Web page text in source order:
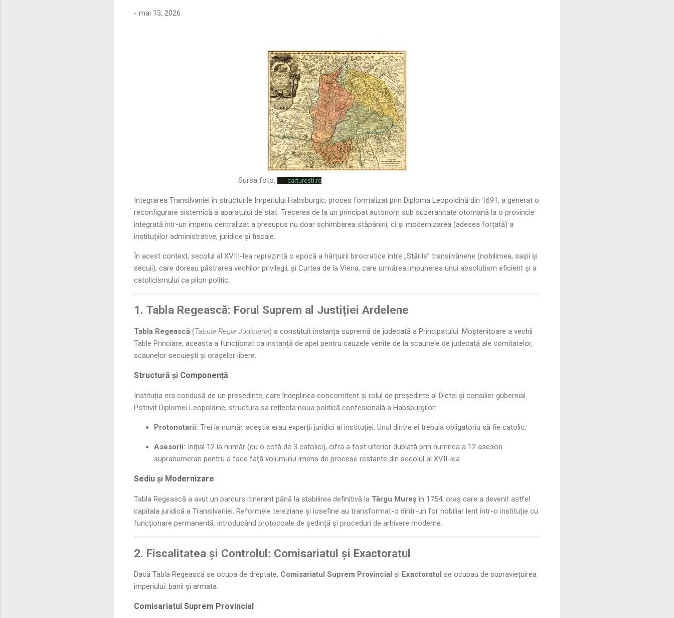
- mai 13, 2026
Sursa foto: carturesti.ro
Integrarea Transilvaniei în structurile Imperiului Habsburgic, proces formalizat prin Diploma Leopoldină din 1691, a generat o
reconfigurare sistemică a aparatului de stat. Trecerea de la un principat autonom sub suzeranitate otomană la o provincie
integrată într-un imperiu centralizat a presupus nu doar schimbarea stăpânirii, ci și modernizarea (adesea forțată) a
instituțiilor administrative, juridice și fiscale.
În acest context, secolul al XVIII-lea reprezintă o epocă a hărțuirii birocratice între „Stările” transilvănene (nobilimea, sașii și
secuii), care doreau păstrarea vechilor privilegii, și Curtea de la Viena, care urmărea impunerea unui absolutism eficient și a
catolicismului ca pilon politic.
1. Tabla Regească: Forul Suprem al Justiției Ardelene
Tabla Regească (Tabula Regia Judiciaria) a constituit instanța supremă de judecată a Principatului. Moștenitoare a vechii
Table Princiare, aceasta a funcționat ca instanță de apel pentru cauzele venite de la scaunele de judecată ale comitatelor,
scaunelor secuiești și orașelor libere.
Structură și Componență
Instituția era condusă de un președinte, care îndeplinea concomitent și rolul de președinte al Dietei și consilier gubernial.
Potrivit Diplomei Leopoldine, structura sa reflecta noua politică confesională a Habsburgilor:
Protonotarii: Trei la număr, aceștia erau experții juridici ai instituției. Unul dintre ei trebuia obligatoriu să fie catolic.
Asesorii: Inițial 12 la număr (cu o cotă de 3 catolici), cifra a fost ulterior dublată prin numirea a 12 asesori
supranumerari pentru a face față volumului imens de procese restante din secolul al XVII-lea.
Sediu și Modernizare
Tabla Regească a avut un parcurs itinerant până la stabilirea definitivă la Târgu Mureș în 1754, oraș care a devenit astfel
capitala juridică a Transilvaniei. Reformele tereziane și iosefine au transformat-o dintr-un for nobiliar lent într-o instituție cu
funcționare permanentă, introducând protocoale de ședință și proceduri de arhivare moderne.
2. Fiscalitatea și Controlul: Comisariatul și Exactoratul
Dacă Tabla Regească se ocupa de dreptate, Comisariatul Suprem Provincial și Exactoratul se ocupau de supraviețuirea
imperiului: banii și armata.
Comisariatul Suprem Provincial